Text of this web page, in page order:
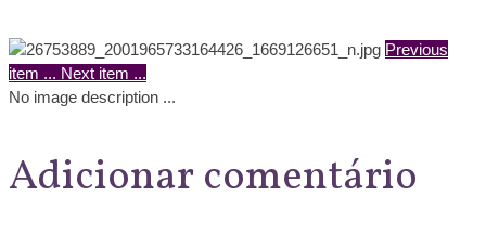
Previous
item ... Next item ...
No image description ...
Adicionar comentário